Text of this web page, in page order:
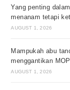
Yang penting
menanam tetapi
AUGUST 1, 2026
Mampukah abu
menggantikan
AUGUST 1, 2026